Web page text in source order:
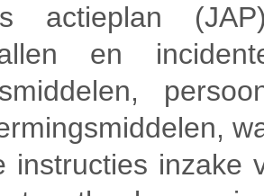
actieplan
en
instructies inzake